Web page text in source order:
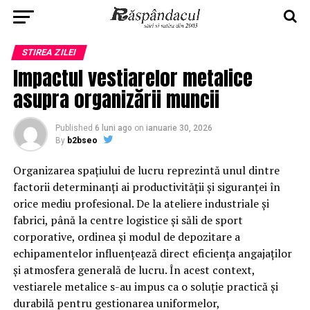
STIREA ZILEI
Impactul vestiarelor metalice
asupra organizării muncii
Published 6 luni ago on ianuarie 30, 2026
By b2bseo
Organizarea spațiului de lucru reprezintă unul dintre
factorii determinanți ai productivității și siguranței în
orice mediu profesional. De la ateliere industriale și
fabrici, până la centre logistice și săli de sport
corporative, ordinea și modul de depozitare a
echipamentelor influențează direct eficiența angajaților
și atmosfera generală de lucru. În acest context,
vestiarele metalice s-au impus ca o soluție practică și
durabilă pentru gestionarea uniformelor,